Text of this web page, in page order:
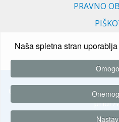
PRAVNO
© 2026 Društvo za
Naša spletna stran